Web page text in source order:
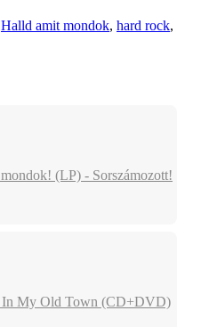
Halld amit mondok, hard rock,
(LP) - Sorszámozott!
In My Old Town (CD+DVD)